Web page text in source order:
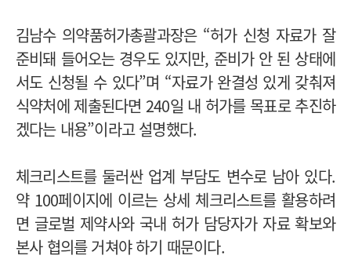
김남수 의약품허가총괄과장은 “허가 신청 자료가 잘
준비돼 들어오는 경우도 있지만, 준비가 안 된 상태에
서도 신청될 수 있다”며 “자료가 완결성 있게 갖춰져
식약처에 제출된다면 240일 내 허가를 목표로 추진하
겠다는 내용”이라고 설명했다.
체크리스트를 둘러싼 업계 부담도 변수로 남아 있다.
약 100페이지에 이르는 상세 체크리스트를 활용하려
면 글로벌 제약사와 국내 허가 담당자가 자료 확보와
본사 협의를 거쳐야 하기 때문이다.